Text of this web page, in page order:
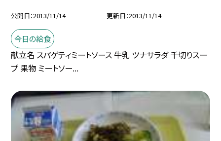
公開日 2013/11/14 更新日 2013/11/14
今日の給食
献立名 スパゲティミートソース 牛乳 ツナサラダ 千切りスー
プ 果物 ミートソー...